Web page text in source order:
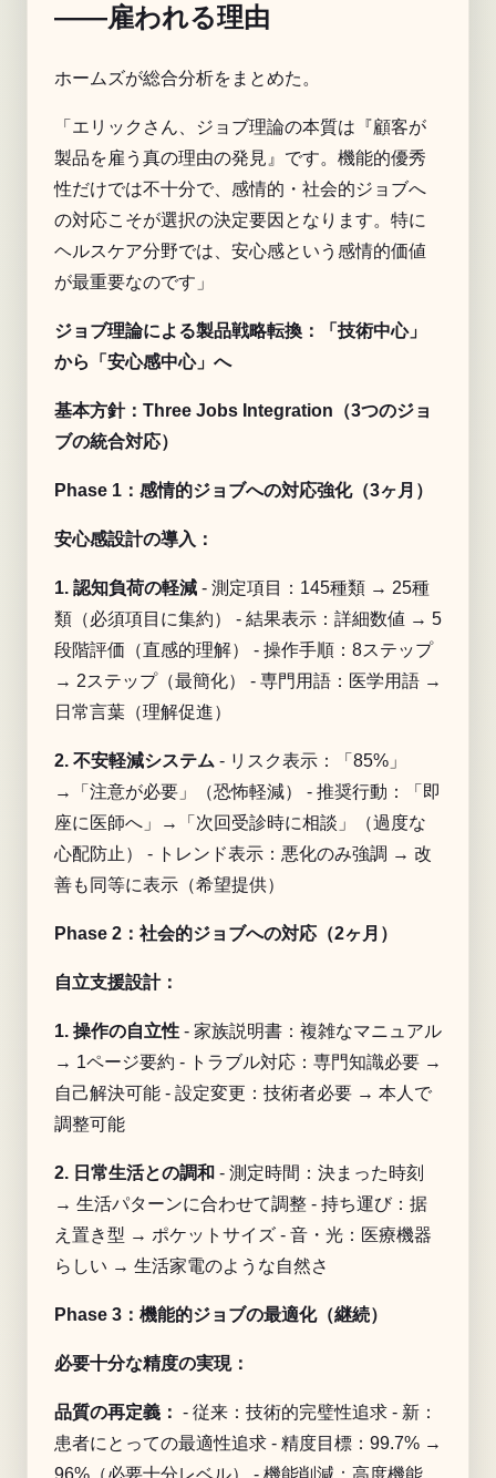
——雇われる理由
ホームズが総合分析をまとめた。
「エリックさん、ジョブ理論の本質は『顧客が
製品を雇う真の理由の発見』です。機能的優秀
性だけでは不十分で、感情的・社会的ジョブへ
の対応こそが選択の決定要因となります。特に
ヘルスケア分野では、安心感という感情的価値
が最重要なのです」
ジョブ理論による製品戦略転換：「技術中心」
から「安心感中心」へ
基本方針：Three Jobs Integration（3つのジョ
ブの統合対応）
Phase 1：感情的ジョブへの対応強化（3ヶ月）
安心感設計の導入：
1. 認知負荷の軽減 - 測定項目：145種類 → 25種
類（必須項目に集約） - 結果表示：詳細数値 → 5
段階評価（直感的理解） - 操作手順：8ステップ
→ 2ステップ（最簡化） - 専門用語：医学用語 →
日常言葉（理解促進）
2. 不安軽減システム - リスク表示：「85%」
→「注意が必要」（恐怖軽減） - 推奨行動：「即
座に医師へ」→「次回受診時に相談」（過度な
心配防止） - トレンド表示：悪化のみ強調 → 改
善も同等に表示（希望提供）
Phase 2：社会的ジョブへの対応（2ヶ月）
自立支援設計：
1. 操作の自立性 - 家族説明書：複雑なマニュアル
→ 1ページ要約 - トラブル対応：専門知識必要 →
自己解決可能 - 設定変更：技術者必要 → 本人で
調整可能
2. 日常生活との調和 - 測定時間：決まった時刻
→ 生活パターンに合わせて調整 - 持ち運び：据
え置き型 → ポケットサイズ - 音・光：医療機器
らしい → 生活家電のような自然さ
Phase 3：機能的ジョブの最適化（継続）
必要十分な精度の実現：
品質の再定義： - 従来：技術的完璧性追求 - 新：
患者にとっての最適性追求 - 精度目標：99.7% →
96%（必要十分レベル） - 機能削減：高度機能